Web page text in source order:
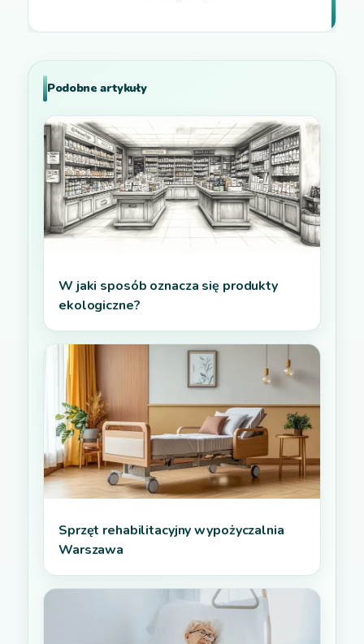
Podobne artykuły
W jaki sposób oznacza się produkty
ekologiczne?
Sprzęt rehabilitacyjny wypożyczalnia
Warszawa